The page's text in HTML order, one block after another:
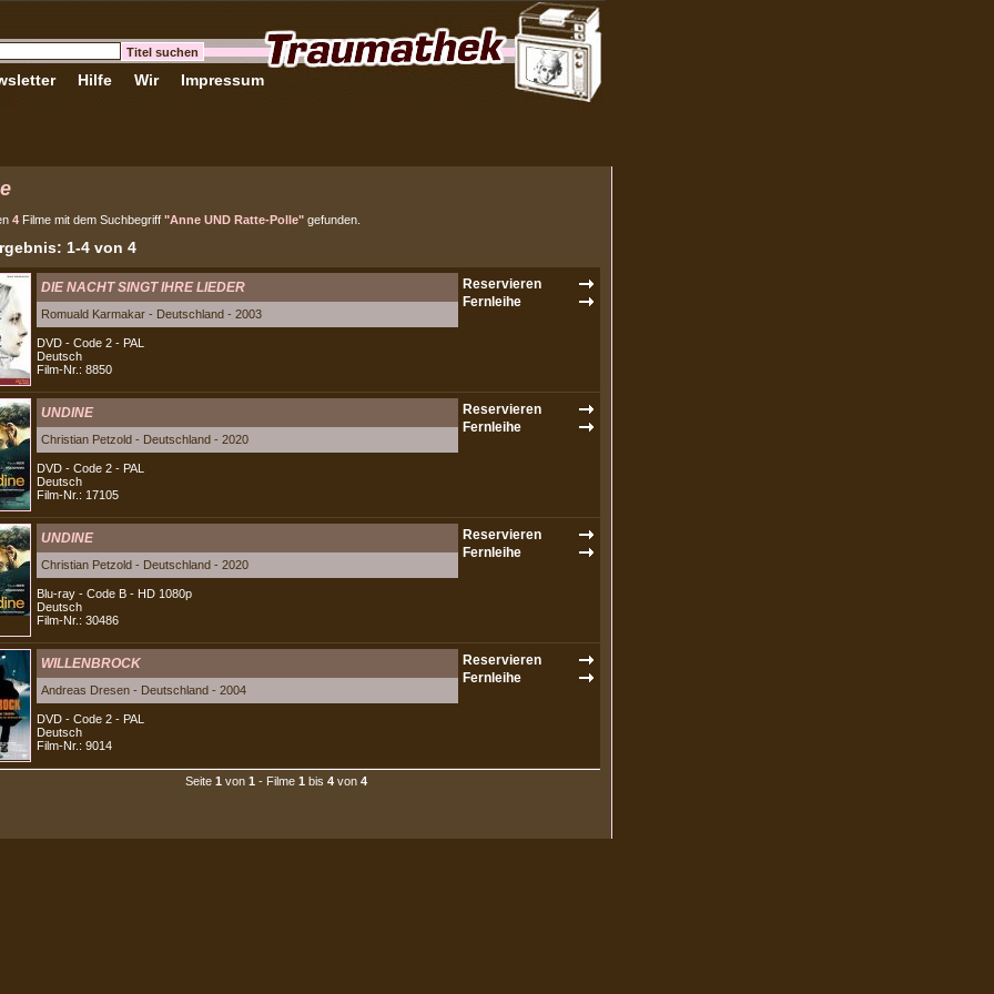
Hilfe Wir Impressum
4 Filme mit dem Suchbegriff "Anne UND Ratte-Polle" gefunden.
1-4 von 4
DIE NACHT SINGT IHRE LIEDER
Romuald Karmakar - Deutschland - 2003
DVD - Code 2 - PAL
Deutsch
Film-Nr.: 8850
UNDINE
Christian Petzold - Deutschland - 2020
DVD - Code 2 - PAL
Deutsch
Film-Nr.: 17105
UNDINE
Christian Petzold - Deutschland - 2020
Blu-ray - Code B - HD 1080p
Deutsch
Film-Nr.: 30486
WILLENBROCK
Andreas Dresen - Deutschland - 2004
DVD - Code 2 - PAL
Deutsch
Film-Nr.: 9014
Seite 1 von 1 - Filme 1 bis 4von 4